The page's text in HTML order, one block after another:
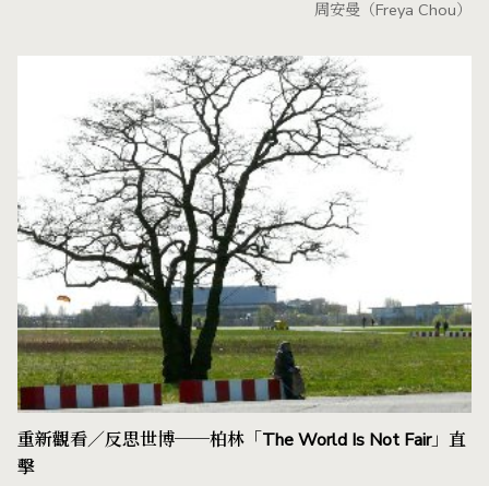
周安曼（Freya Chou）
重新觀看／反思世博──柏林「The World Is Not Fair」直
擊